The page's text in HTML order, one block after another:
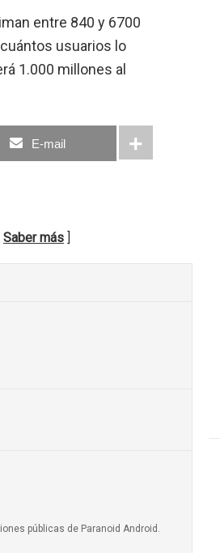
entre 840 y 6700
usuarios lo
1.000 millones al
E-mail
Saber más
públicas de Paranoid Android.